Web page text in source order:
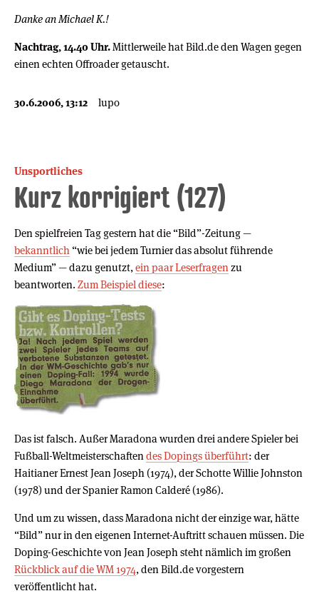
Danke an Michael K.!
Nachtrag, 14.40 Uhr.Mittlerweile hat Bild.de den Wagen gegen
einen echten Offroader getauscht.
30.6.2006, 13:12 lupo
Unsportliches
Kurz korrigiert (127)
Den spielfreien Tag gestern hat die “Bild”-Zeitung —
bekanntlich “wie bei jedem Turnier das absolut führende
Medium” — dazu genutzt, ein paar Leserfragen zu
beantworten. Zum Beispiel diese:
Das ist falsch. Außer Maradona wurden drei andere Spieler bei
Fußball-Weltmeisterschaften des Dopings überführt: der
Haitianer Ernest Jean Joseph (1974), der Schotte Willie Johnston
(1978) und der Spanier Ramon Calderé (1986).
Und um zu wissen, dass Maradona nicht der einzige war, hätte
“Bild” nur in den eigenen Internet-Auftritt schauen müssen. Die
Doping-Geschichte von Jean Joseph steht nämlich im großen
Rückblick auf die WM 1974, den Bild.de vorgestern
veröffentlicht hat.